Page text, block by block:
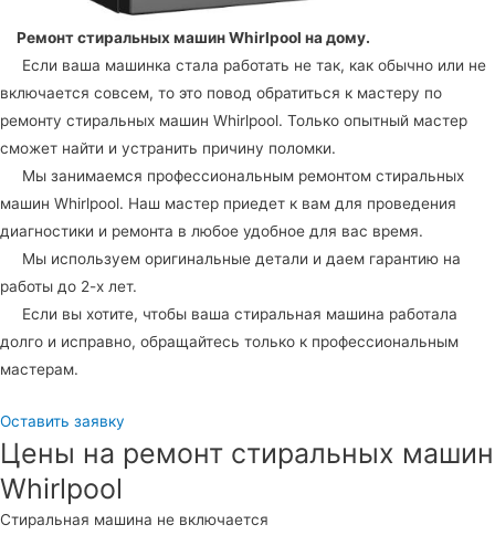
Ремонт стиральных машин Whirlpool на дому.
Если ваша машинка стала работать не так, как обычно или не
включается совсем, то это повод обратиться к мастеру по
ремонту стиральных машин Whirlpool. Только опытный мастер
сможет найти и устранить причину поломки.
Мы занимаемся профессиональным ремонтом стиральных
машин Whirlpool. Наш мастер приедет к вам для проведения
диагностики и ремонта в любое удобное для вас время.
Мы используем оригинальные детали и даем гарантию на
работы до 2-х лет.
Если вы хотите, чтобы ваша стиральная машина работала
долго и исправно, обращайтесь только к профессиональным
мастерам.
Оставить заявку
Цены на ремонт стиральных машин
Whirlpool
Стиральная машина не включается